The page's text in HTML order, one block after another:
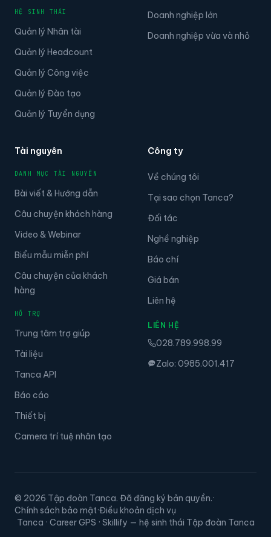
Quản lý Nhân tài
Quản lý Headcount
Quản lý Công việc
Quản lý Đào tạo
Quản lý Tuyển dụng
Doanh nghiệp vừa và nhỏ
DANH MỤC TÀI NGUYÊN
Bài viết & Hướng dẫn
Câu chuyện khách hàng
Video & Webinar
Biểu mẫu miễn phí
Câu chuyện của khách
HỖ TRỢ
Trung tâm trợ giúp
Tài liệu
Tanca API
Báo cáo
Thiết bị
Camera trí tuệ nhân tạo
Về chúng tôi
Tại sao chọn Tanca?
Đối tác
Nghề nghiệp
Báo chí
Giá bán
Liên hệ
LIÊN HỆ
028.789.998.99
Zalo: 0985.001.417
Tanca · Career GPS · Skillify — hệ sinh thái Tập đoàn Tanca